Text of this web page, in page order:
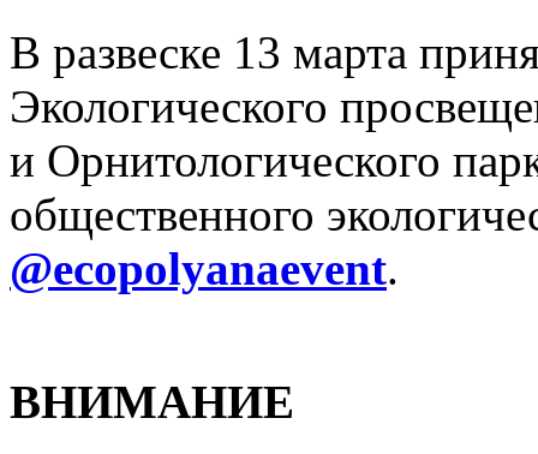
В развеске 13 марта
Экологического
и Орнитологического
общественного
@ecopolyanaevent.
ВНИМАНИЕ